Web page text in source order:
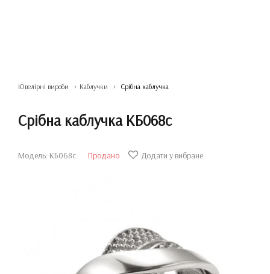
Ювелірні вироби Каблучки Срібна каблучка
Срібна каблучка КБ068с
Модель: КБ068с Продано Додати у вибране